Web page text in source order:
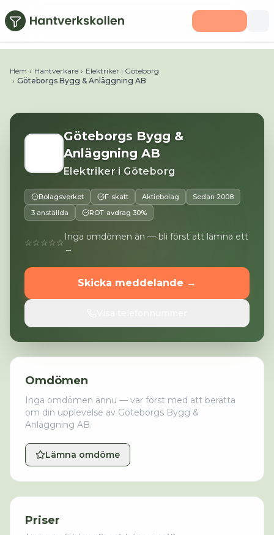
Hoppa till huvudinnehåll
Hem › Hantverkare › Elektriker i Göteborg
› Göteborgs Bygg & Anläggning AB
Göteborgs Bygg &
Anläggning AB
Elektriker i Göteborg
Bolagsverket F-skatt Aktiebolag Sedan 2008
3 anställda
ROT-avdrag 30%
☆☆☆☆☆
Inga omdömen än — bli först att lämna ett
→
Skicka meddelande →
Omdömen
Inga omdömen ännu — var först med att berätta
om din upplevelse av Göteborgs Bygg &
Anläggning AB.
Lämna omdöme
Priser